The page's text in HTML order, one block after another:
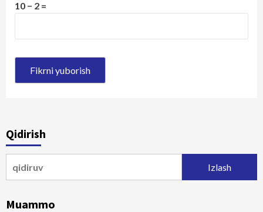
10 − 2 =
Qidirish
Muammo